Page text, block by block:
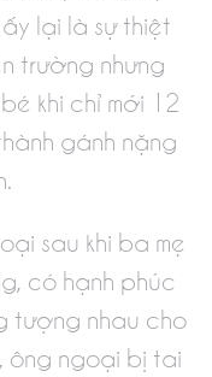
lại là sự thiệt
trường nhưng
khi chỉ mới 12
gánh nặng
sau khi ba mẹ
có hạnh phúc
tượng nhau cho
ông ngoại bị tai